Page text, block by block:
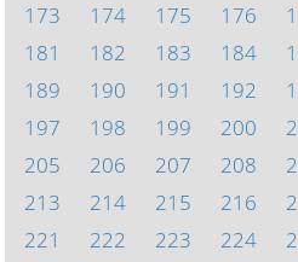
173
174 175 176
181
182 183 184
189
190 191 192
197
198 199 200
205
206 207 208
213
214 215 216
221
222 223 224